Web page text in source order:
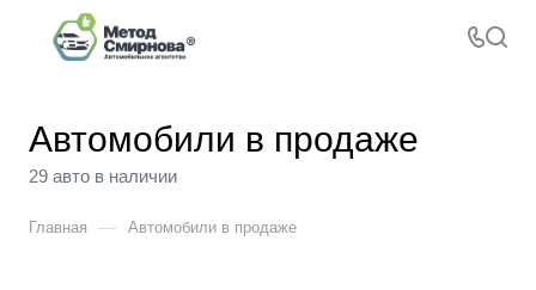
Автомобили в продаже
29 авто в наличии
Главная — Автомобили в продаже